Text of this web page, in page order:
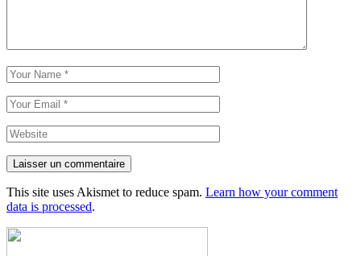
Laisser un commentaire
This site uses Akismet to reduce spam. Learn how your comment
data is processed.